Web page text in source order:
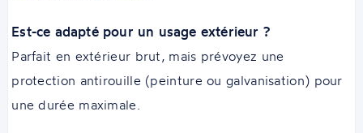
Est-ce adapté pour un usage extérieur ?
Parfait en extérieur brut, mais prévoyez une
protection antirouille (peinture ou galvanisation) pour
une durée maximale.